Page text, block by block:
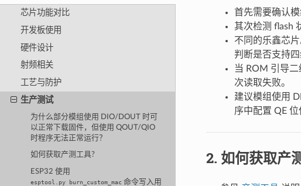
芯片功能对比
开发板使用
硬件设计
射频相关
工艺与防护
生产测试
为什么部分模组使用 DIO/DOUT 时可
以正常下载固件，但使用 QOUT/QIO
时程序无法正常运行？
如何获取产测工具?
ESP32 使用
esptool.py burn_custom_mac 命令写入用
首先需要确认
其次检测 flash
不同的乐鑫芯
判断是否支持四
当 ROM 引导
次读取失败。
建议模组使用
序中配置 QE
如何获取产